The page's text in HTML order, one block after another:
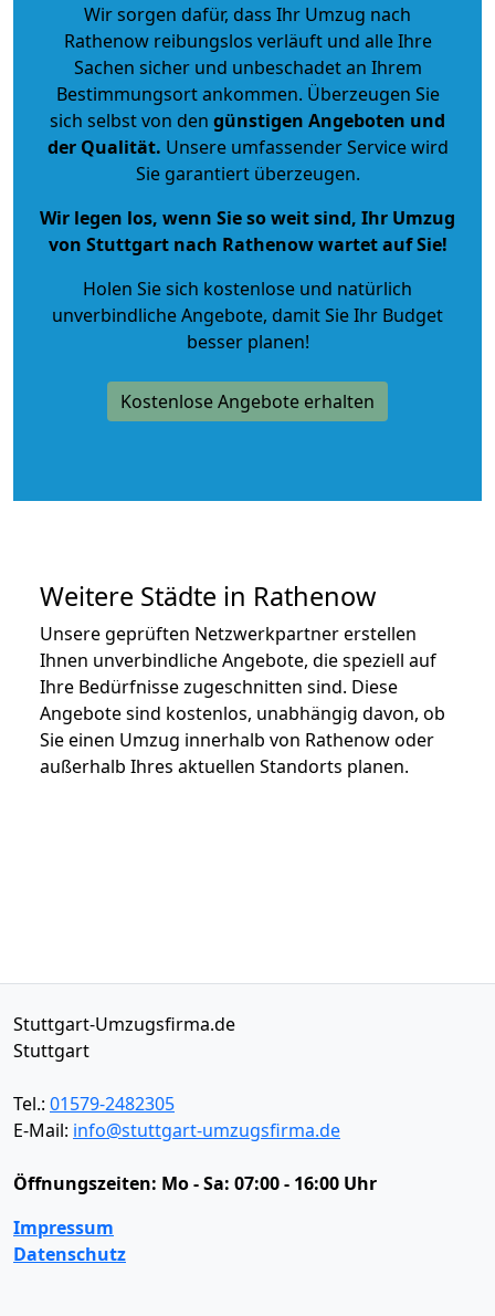
Wir sorgen dafür, dass Ihr Umzug nach
Rathenow reibungslos verläuft und alle Ihre
Sachen sicher und unbeschadet an Ihrem
Bestimmungsort ankommen. Überzeugen Sie
sich selbst von den günstigen Angeboten und
der Qualität. Unsere umfassender Service wird
Sie garantiert überzeugen.
Wir legen los, wenn Sie so weit sind, Ihr Umzug
von Stuttgart nach Rathenow wartet auf Sie!
Holen Sie sich kostenlose und natürlich
unverbindliche Angebote, damit Sie Ihr Budget
besser planen!
Kostenlose Angebote erhalten
Weitere Städte in Rathenow
Unsere geprüften Netzwerkpartner erstellen
Ihnen unverbindliche Angebote, die speziell auf
Ihre Bedürfnisse zugeschnitten sind. Diese
Angebote sind kostenlos, unabhängig davon, ob
Sie einen Umzug innerhalb von Rathenow oder
außerhalb Ihres aktuellen Standorts planen.
Stuttgart-Umzugsfirma.de
Stuttgart
Tel.: 01579-2482305
E-Mail: info@stuttgart-umzugsfirma.de
Öffnungszeiten: Mo - Sa: 07:00 - 16:00 Uhr
Impressum
Datenschutz